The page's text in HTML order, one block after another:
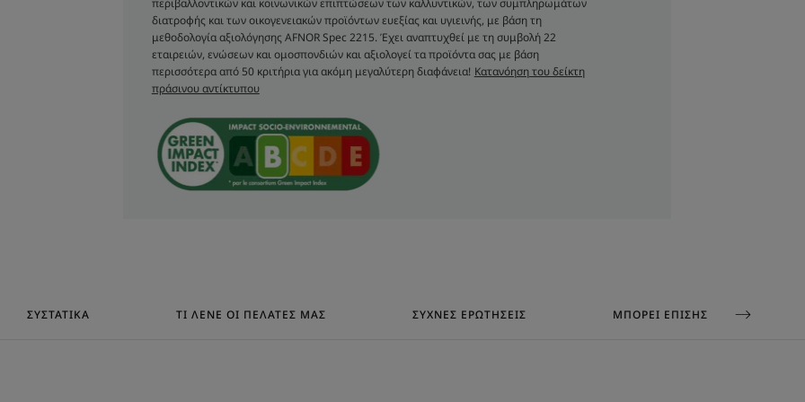
ΥΦΉ ΟΙΚΟΛΟΓΙΚΌΣ ΣΧΕΔΙΑΣΜΌΣ
Υγρό
Οφέλη της υφής
Ρευστή υφή, που κάνει αφρό και εφαρμόζεται
*Χωρίς συστατικά ζωικής προέλευσης
περιβαλλοντικών και κοινωνικών επιπτώσεων των καλλυντικών, των συμπληρωμάτων
διατροφής και των οικογενειακών προϊόντων ευεξίας και υγιεινής, με βάση τη
μεθοδολογία αξιολόγησης AFNOR Spec 2215. Έχει αναπτυχθεί με τη συμβολή 22
εταιρειών, ενώσεων και ομοσπονδιών και αξιολογεί τα προϊόντα σας με βάση
περισσότερα από 50 κριτήρια για ακόμη μεγαλύτερη διαφάνεια! Κατανόηση του δείκτη
πράσινου αντίκτυπου
ΣΥΣΤΑΤΙΚΆ ΤΙ ΛΈΝΕ ΟΙ ΠΕΛΆΤΕΣ ΜΑΣ ΣΥΧΝΈΣ ΕΡΩΤΉΣΕΙΣ ΜΠΟΡΕΊ ΕΠΊΣΗΣ ΝΑ ΣΑΣ ΑΡΈΣΕΙ